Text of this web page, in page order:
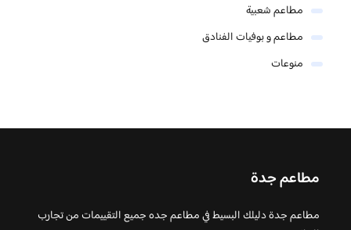
مطاعم شعبية
مطاعم و بوفيات الفنادق
منوعات
مطاعم جدة
مطاعم جدة دليلك البسيط في مطاعم جده جميع التقييمات من تجارب